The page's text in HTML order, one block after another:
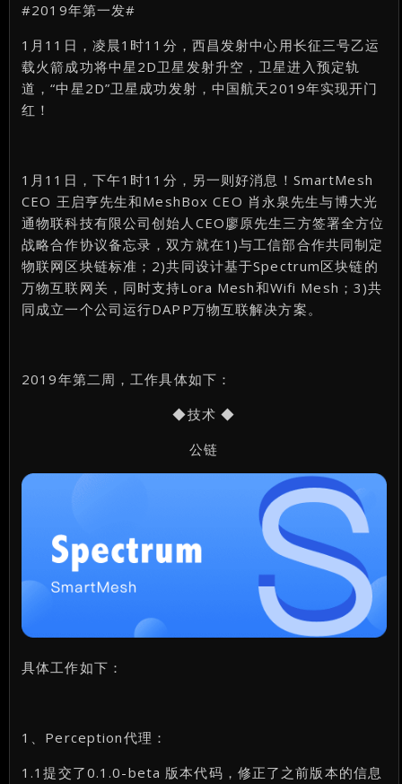
#2019年第一发#
1月11日，凌晨1时11分，西昌发射中心用长征三号乙运
载火箭成功将中星2D卫星发射升空，卫星进入预定轨
道，“中星2D”卫星成功发射，中国航天2019年实现开门
红！
1月11日，下午1时11分，另一则好消息！SmartMesh
CEO 王启亨先生和MeshBox CEO 肖永泉先生与博大光
通物联科技有限公司创始人CEO廖原先生三方签署全方位
战略合作协议备忘录，双方就在1)与工信部合作共同制定
物联网区块链标准；2)共同设计基于Spectrum区块链的
万物互联网关，同时支持Lora Mesh和Wifi Mesh；3)共
同成立一个公司运行DAPP万物互联解决方案。
2019年第二周，工作具体如下：
◆技术 ◆
公链
具体工作如下：
1、Perception代理：
1.1提交了0.1.0-beta 版本代码，修正了之前版本的信息